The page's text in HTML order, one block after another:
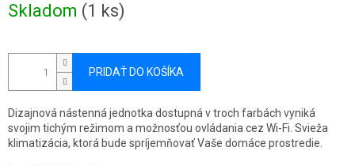
cena:
Skladom (1 ks)
PRIDAŤ DO KOŠÍKA
Dizajnová nástenná jednotka dostupná v troch farbách vyniká
svojim tichým režimom a možnosťou ovládania cez Wi-Fi. Svieža
klimatizácia, ktorá bude spríjemňovať Vaše domáce prostredie.